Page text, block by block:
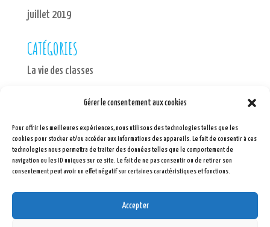
Gérer le consentement aux cookies
Pour offrir les meilleures expériences, nous utilisons des technologies telles que les
cookies pour stocker et/ou accéder aux informations des appareils. Le fait de consentir à ces
technologies nous permettra de traiter des données telles que le comportement de
navigation ou les ID uniques sur ce site. Le fait de ne pas consentir ou de retirer son
consentement peut avoir un effet négatif sur certaines caractéristiques et fonctions.
Accepter
juillet 2019
CATÉGORIES
La vie des classes
Connexion
Flux des publications
Flux des commentaires
Site de WordPress-FR